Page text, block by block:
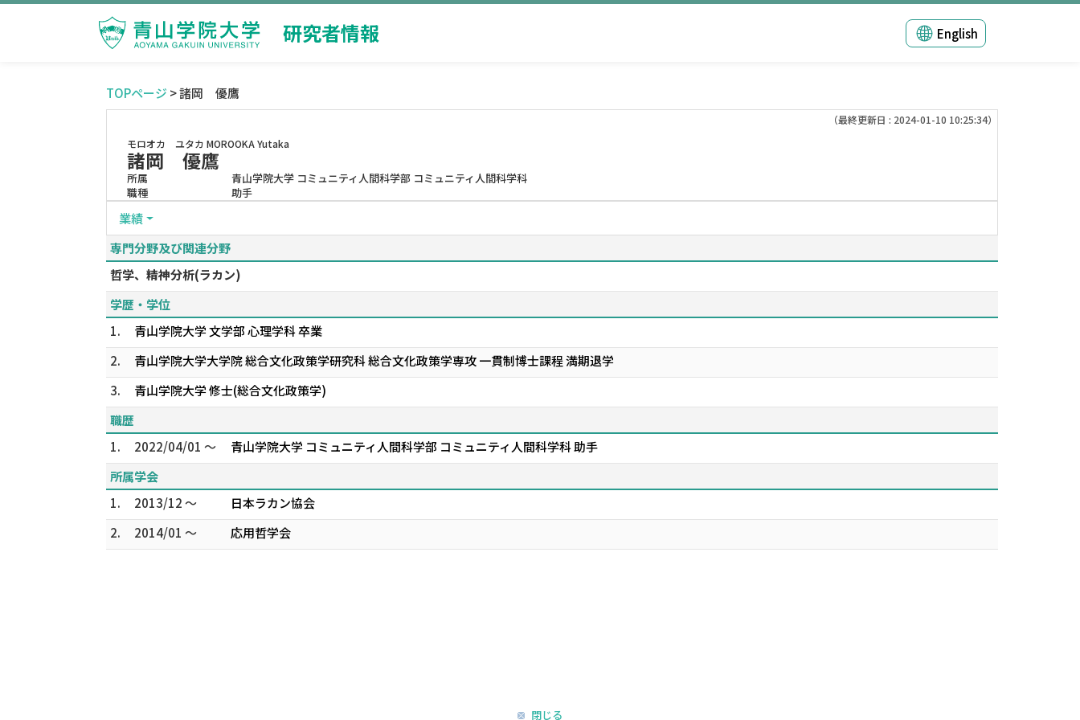
研究者情報 English
TOPページ > 諸岡 優鷹
（最終更新日 : 2024-01-10 10:25:34）
モロオカ ユタカ MOROOKA Yutaka
諸岡 優鷹
所属
青山学院大学 コミュニティ人間科学部 コミュニティ人間科学科
職種
助手
業績
専門分野及び関連分野
哲学、精神分析(ラカン)
学歴・学位
1.
青山学院大学 文学部 心理学科 卒業
2.
青山学院大学大学院 総合文化政策学研究科 総合文化政策学専攻 一貫制博士課程 満期退学
3.
青山学院大学 修士(総合文化政策学)
職歴
1.
2022/04/01 ～
青山学院大学 コミュニティ人間科学部 コミュニティ人間科学科 助手
所属学会
1.
2013/12 ～
日本ラカン協会
2.
2014/01 ～ 応用哲学会
閉じる